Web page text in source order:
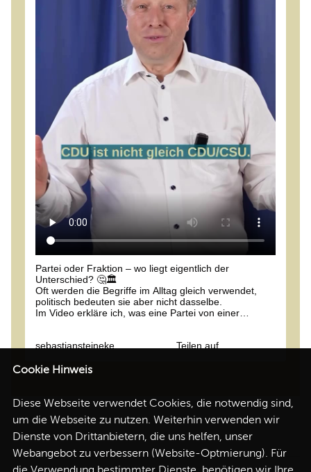
Partei oder Fraktion – wo liegt eigentlich der
Unterschied? 🤔🏛️
Oft werden die Begriffe im Alltag gleich verwendet,
politisch bedeuten sie aber nicht dasselbe.
Im Video erkläre ich, was eine Partei von einer
Welche politischen Begriffe sollen wir als Nächstes
sebastiansteineke Teilen auf
Cookie Hinweis
Diese Webseite verwendet Cookies, die notwendig sind,
um die Webseite zu nutzen. Weiterhin verwenden wir
Dienste von Drittanbietern, die uns helfen, unser
Webangebot zu verbessern (Website-Optmierung). Für